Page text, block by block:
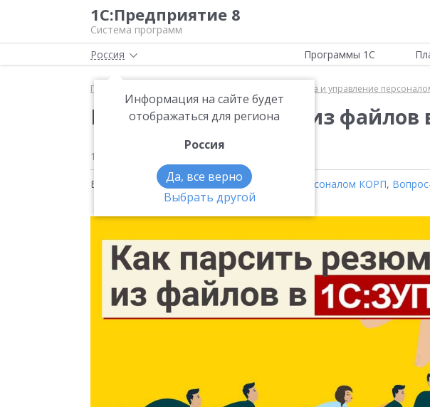
1С:Предприятие 8
Система программ
Россия
Информация на сайте будет
отображаться для региона
Россия
Да, все верно
Выбрать другой
Программы 1С
Главная 1С:Зарплата и управление
Как парсить резюме из
17 августа 2023
Видео на тему:1С:Зарплата и управление персоналом КОРП,